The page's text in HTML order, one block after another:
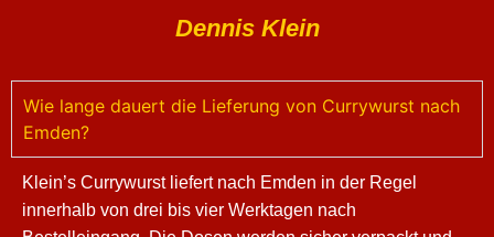
Dennis Klein
Wie lange dauert die Lieferung von Currywurst nach
Emden?
Klein’s Currywurst liefert nach Emden in der Regel
innerhalb von drei bis vier Werktagen nach